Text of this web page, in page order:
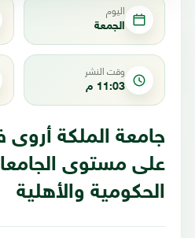
اليوم
الجمعة
وقت النشر
11:03 م
جامعة الملكة أروى
على مستوى
الحكومية والأهلية